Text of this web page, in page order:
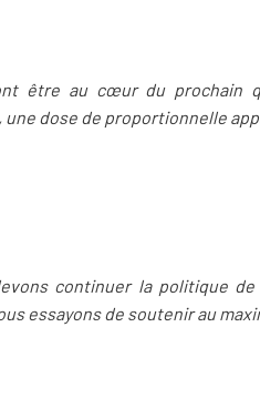
être au cœur du prochain
une dose de proportionnelle
continuer la politique
essayons de soutenir au